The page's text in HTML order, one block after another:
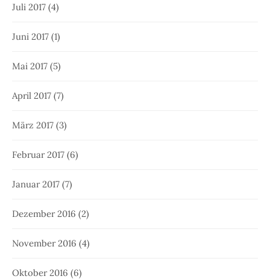
Juli 2017 (4)
Juni 2017 (1)
Mai 2017 (5)
April 2017 (7)
März 2017 (3)
Februar 2017 (6)
Januar 2017 (7)
Dezember 2016 (2)
November 2016 (4)
Oktober 2016 (6)